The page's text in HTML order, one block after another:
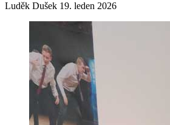
Luděk Dušek 19. leden 2026